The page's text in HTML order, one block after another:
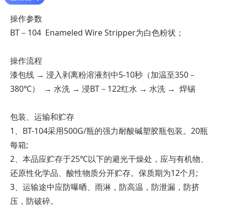
操作参数
BT－104 Enameled Wire Stripper为白色粉状；
操作流程
漆包线 → 浸入剥离粉溶液剂中5-10秒（加温至350－
380℃） → 水洗 → 浸BT－122红水 → 水洗 → 焊锡
包装、运输和贮存
1、BT-104采用500G/瓶的强力耐酸碱塑胶瓶包装。20瓶
每箱;
2、本品应贮存于25℃以下的避光干燥处，应与有机物、
还原性化学品、酸性物质分开贮存。保质期为12个月;
3、运输途中应防曝晒、雨淋，防高温，防泄漏，防挤
压，防破碎。